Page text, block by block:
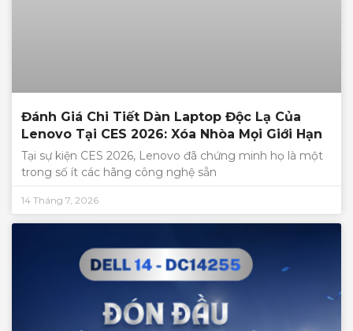
Đánh Giá Chi Tiết Dàn Laptop Độc Lạ Của
Lenovo Tại CES 2026: Xóa Nhòa Mọi Giới Hạn
Tại sự kiện CES 2026, Lenovo đã chứng minh họ là một
trong số ít các hãng công nghệ sẵn
14 Tháng 7, 2026